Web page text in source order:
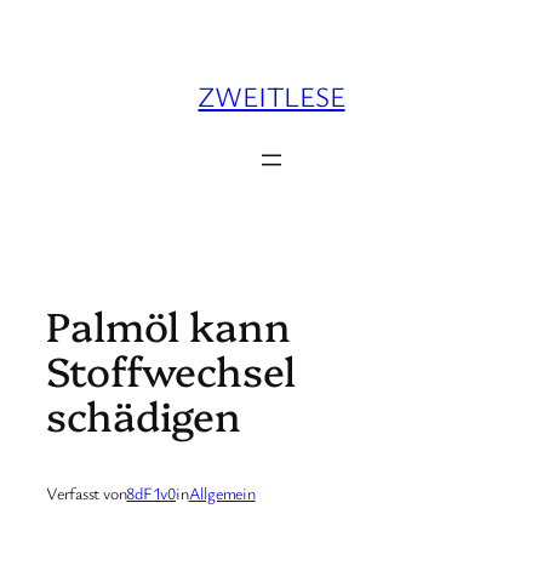
ZWEITLESE
Palmöl kann
Stoffwechsel
schädigen
Verfasst von8dF1v0inAllgemein